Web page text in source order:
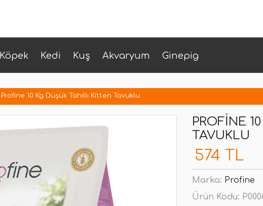
Köpek Kedi Kuş Akvaryum Ginepig
Profine 10 Kg Düşük Tahıllı Kitten Tavuklu
PROFINE
TAVUKLU
574 TL
Marka: Profine
Ürün Kodu: